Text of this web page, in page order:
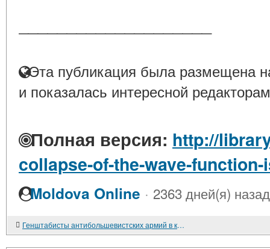
Эта публикация была размещена
и показалась интересной
Полная версия: http://
collapse-of-the-wave-
Moldova Online · 2363 дней(я) назад
Генштабисты антибольшевистских армий в красном плену. 1917-1922 гг.